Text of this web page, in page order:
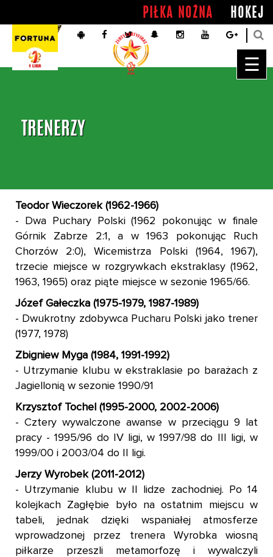
HOKEJ
PIŁKA NOŻNA
☰
TRENERZY
Teodor Wieczorek (1962-1966)
- Dwa Puchary Polski (1962 pokonując w finale
Górnik Zabrze 2:1, a w 1963 pokonując Ruch
Chorzów 2:0), Wicemistrza Polski (1964, 1967),
trzecie miejsce w rozgrywkach ekstraklasy (1962,
1963, 1965) oraz piąte miejsce w sezonie 1965/66.
Józef Gałeczka (1975-1979, 1987-1989)
- Dwukrotny zdobywca Pucharu Polski jako trener
(1977, 1978)
Zbigniew Myga (1984, 1991-1992)
- Utrzymanie klubu w ekstraklasie po barażach z
Jagiellonią w sezonie 1990/91
Krzysztof Tochel (1995-2000, 2002-2006)
- Cztery wywalczone awanse w przeciągu 9 lat
pracy - 1995/96 do IV ligi, w 1997/98 do III ligi, w
1999/00 i 2003/04 do II ligi.
Jerzy Wyrobek (2011-2012)
- Utrzymanie klubu w II lidze zachodniej. Po 14
kolejkach Zagłębie było na ostatnim miejscu w
tabeli, jednak dzięki wspaniałej atmosferze
wprowadzonej przez trenera Wyrobka wiosną
piłkarze przeszli metamorfozę i wywalczyli